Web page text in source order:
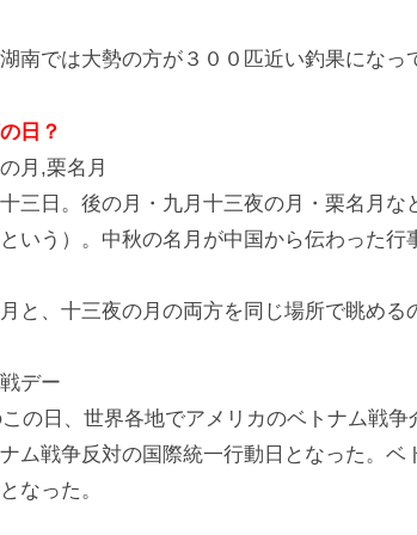
南では大勢の方が３００匹近い釣果になっ
日？
月,栗名月
十三日。後の月・九月十三夜の月・栗名月
いう）。中秋の名月が中国から伝わった
と、十三夜の月の両方を同じ場所で眺める
デー
の日、世界各地でアメリカのベトナム戦
ム戦争反対の国際統一行動日となった。
なった。